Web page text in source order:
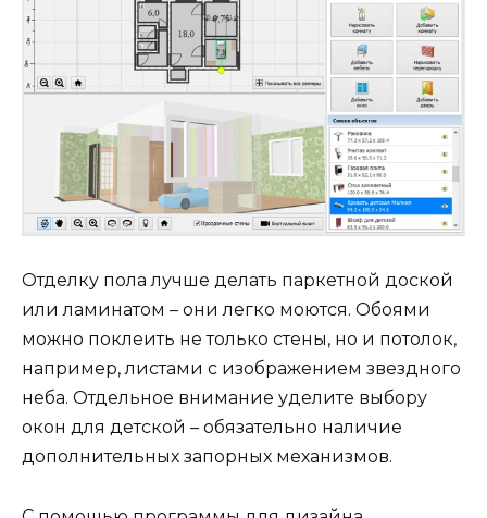
Отделку пола лучше делать паркетной доской
или ламинатом – они легко моются. Обоями
можно поклеить не только стены, но и потолок,
например, листами с изображением звездного
неба. Отдельное внимание уделите выбору
окон для детской – обязательно наличие
дополнительных запорных механизмов.